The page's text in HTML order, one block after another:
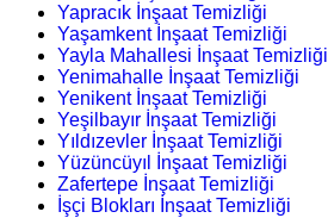
Yapracık İnşaat Temizliği
Yaşamkent İnşaat Temizliği
Yayla Mahallesi İnşaat Temizliği
Yenimahalle İnşaat Temizliği
Yenikent İnşaat Temizliği
Yeşilbayır İnşaat Temizliği
Yıldızevler İnşaat Temizliği
Yüzüncüyıl İnşaat Temizliği
Zafertepe İnşaat Temizliği
İşçi Blokları İnşaat Temizliği